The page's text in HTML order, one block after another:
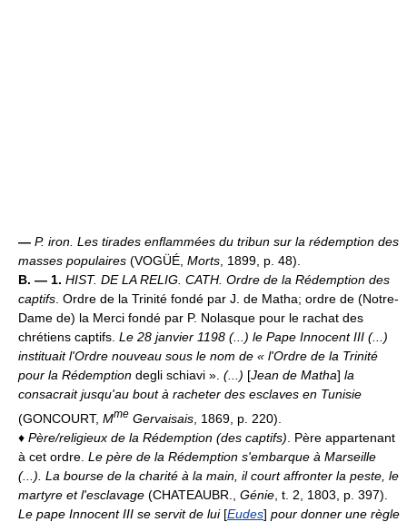
— P. iron. Les tirades enflammées du tribun sur la rédemption des
masses populaires (VOGÜÉ, Morts , 1899, p. 48).
B. — 1. HIST. DE LA RELIG. CATH. Ordre de la Rédemption des
captifs . Ordre de la Trinité fondé par J. de Matha; ordre de (Notre-
Dame de) la Merci fondé par P. Nolasque pour le rachat des
chrétiens captifs. Le 28 janvier 1198 (...) le Pape Innocent III (...)
instituait l'Ordre nouveau sous le nom de « l'Ordre de la Trinité
pour la Rédemption degli schiavi ». (...) [Jean de Matha] la
consacrait jusqu'au bout à racheter des esclaves en Tunisie
(GONCOURT, Mme Gervaisais , 1869, p. 220).
♦ Père/religieux de la Rédemption (des captifs) . Père appartenant
à cet ordre. Le père de la Rédemption s'embarque à Marseille
(...). La bourse de la charité à la main, il court affronter la peste, le
martyre et l'esclavage (CHATEAUBR., Génie , t. 2, 1803, p. 397).
Le pape Innocent III se servit de lui[Eudes] pour donner une règle